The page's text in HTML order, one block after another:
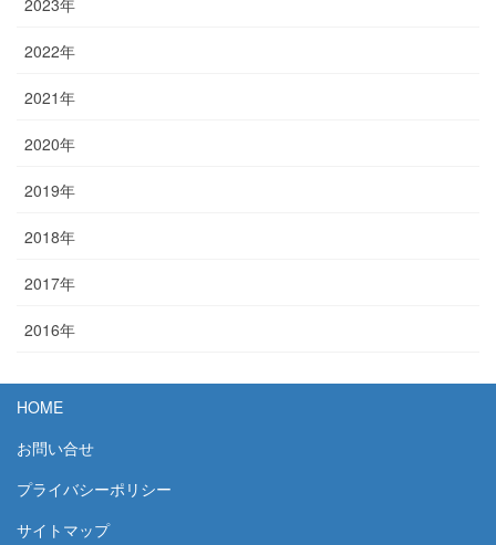
2023年
2022年
2021年
2020年
2019年
2018年
2017年
2016年
HOME
お問い合せ
プライバシーポリシー
サイトマップ